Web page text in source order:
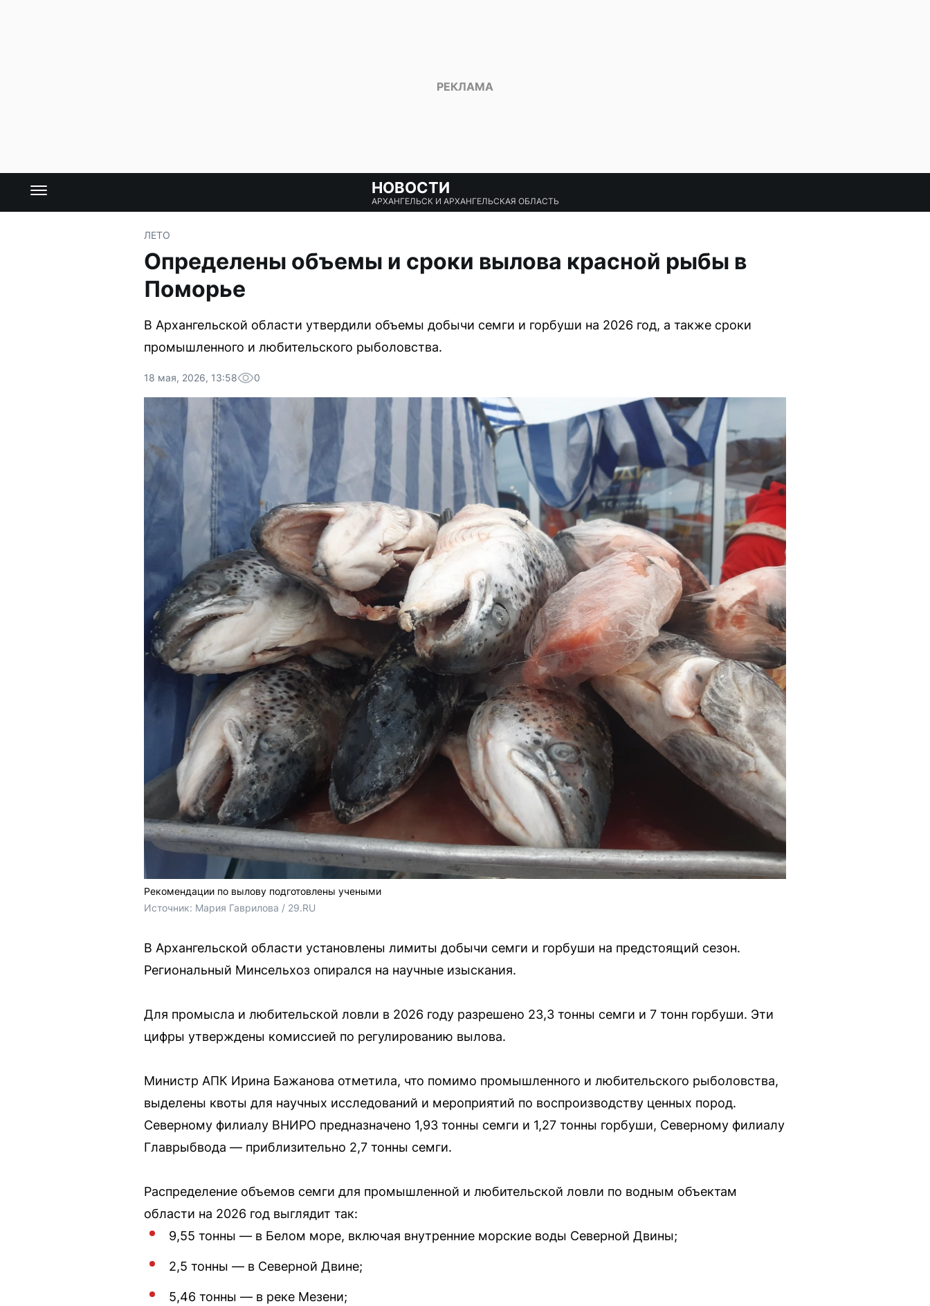
НОВОСТИ
АРХАНГЕЛЬСК И АРХАНГЕЛЬСКАЯ ОБЛАСТЬ
ЛЕТО
Определены объемы и сроки вылова красной рыбы в
Поморье
В Архангельской области утвердили объемы добычи семги и горбуши на 2026 год, а также сроки
промышленного и любительского рыболовства.
18 мая, 2026, 13:58 0
Рекомендации по вылову подготовлены учеными
Источник: Мария Гаврилова / 29.RU
В Архангельской области установлены лимиты добычи семги и горбуши на предстоящий сезон.
Региональный Минсельхоз опирался на научные изыскания.
Для промысла и любительской ловли в 2026 году разрешено 23,3 тонны семги и 7 тонн горбуши. Эти
цифры утверждены комиссией по регулированию вылова.
Министр АПК Ирина Бажанова отметила, что помимо промышленного и любительского рыболовства,
выделены квоты для научных исследований и мероприятий по воспроизводству ценных пород.
Северному филиалу ВНИРО предназначено 1,93 тонны семги и 1,27 тонны горбуши, Северному филиалу
Главрыбвода — приблизительно 2,7 тонны семги.
Распределение объемов семги для промышленной и любительской ловли по водным объектам
области на 2026 год выглядит так:
9,55 тонны — в Белом море, включая внутренние морские воды Северной Двины;
2,5 тонны — в Северной Двине;
5,46 тонны — в реке Мезени;